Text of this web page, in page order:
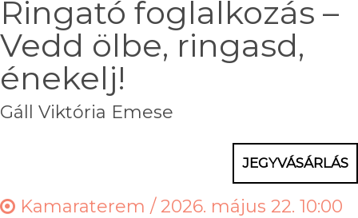
Ringató foglalkozás –
Vedd ölbe, ringasd,
énekelj!
Gáll Viktória Emese
JEGYVÁSÁRLÁS
Kamaraterem /2026. május 22. 10:00